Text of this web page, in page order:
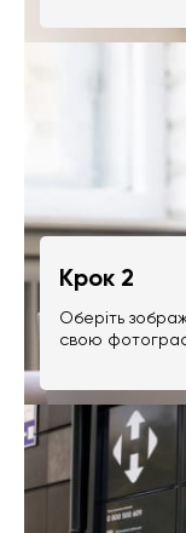
Крок 2
Оберіть
свою